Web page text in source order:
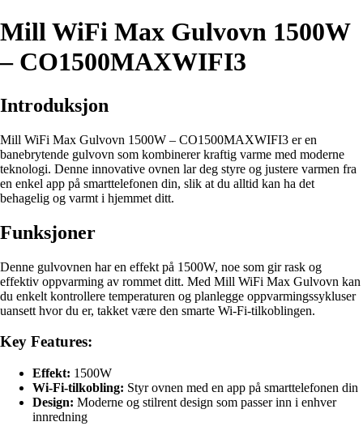
Mill WiFi Max Gulvovn 1500W
– CO1500MAXWIFI3
Introduksjon
Mill WiFi Max Gulvovn 1500W – CO1500MAXWIFI3 er en
banebrytende gulvovn som kombinerer kraftig varme med moderne
teknologi. Denne innovative ovnen lar deg styre og justere varmen fra
en enkel app på smarttelefonen din, slik at du alltid kan ha det
behagelig og varmt i hjemmet ditt.
Funksjoner
Denne gulvovnen har en effekt på 1500W, noe som gir rask og
effektiv oppvarming av rommet ditt. Med Mill WiFi Max Gulvovn kan
du enkelt kontrollere temperaturen og planlegge oppvarmingssykluser
uansett hvor du er, takket være den smarte Wi-Fi-tilkoblingen.
Key Features:
Effekt: 1500W
Wi-Fi-tilkobling: Styr ovnen med en app på smarttelefonen din
Design: Moderne og stilrent design som passer inn i enhver
innredning